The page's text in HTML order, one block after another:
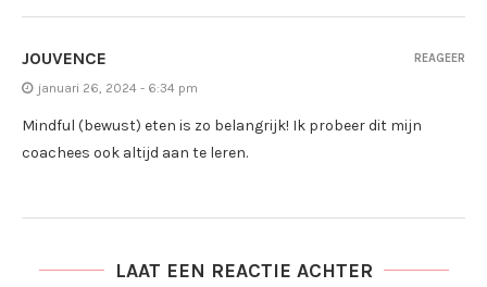
JOUVENCE
januari 26, 2024 - 6:34 pm
Mindful (bewust) eten is zo belangrijk! Ik probeer dit mijn
coachees ook altijd aan te leren.
REAGEER
LAAT EEN REACTIE ACHTER